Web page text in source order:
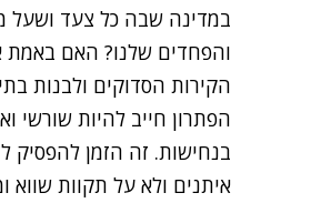
במדינה שבה כל צעד ושעל
והפחדים שלנו? האם באמת
הקירות הסדוקים ולבנות
הפתרון חייב להיות שורשי
בנחישות. זה הזמן להפסיק
איתנים ולא על תקוות שווא